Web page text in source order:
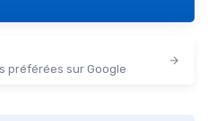
préférées sur Google